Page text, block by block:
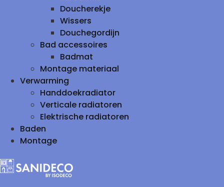
Doucherekje
Wissers
Douchegordijn
Bad accessoires
Badmat
Montage materiaal
Verwarming
Handdoekradiator
Verticale radiatoren
Elektrische radiatoren
Baden
Montage